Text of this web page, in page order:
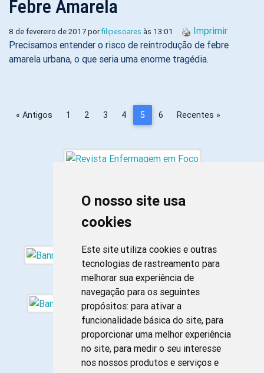
O nosso site usa
cookies
Este site utiliza cookies e outras
tecnologias de rastreamento para
melhorar sua experiência de
navegação para os seguintes
propósitos: para ativar a
funcionalidade básica do site, para
proporcionar uma melhor experiência
no site, para medir o seu interesse
nos nossos produtos e serviços e
Febre Amarela
8 de fevereiro de 2017 porfilipesoares às 13:01
Imprimir
Precisamos entender o risco de reintrodução de febre
amarela urbana, o que seria uma enorme tragédia.
« Antigos 1 2 3 4 5 6 Recentes »